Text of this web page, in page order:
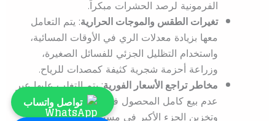
الفرمونية لرصد الحشرات مبكراً.
تغيرات الطقس والموجات الحرارية: يتم التعامل
معها بزيادة معدلات الري في الأوقات المسائية،
واستخدام التظليل الجزئي للفسائل الصغيرة،
وزراعة أحزمة شجرية كثيفة كمصدات للرياح.
مخاطر تراجع الأسعار الفورية: يتم التغلب عليها عبر
عدم بيع كامل المحصول في موسم الحصاد،
وتخزين الجزء الأكبر في مستودعات التبريد
تواصل واتساب